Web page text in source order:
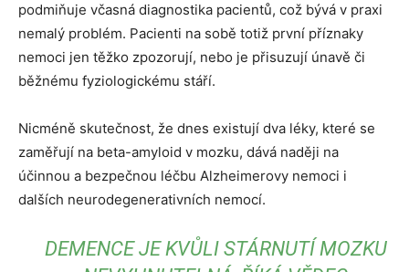
podmiňuje včasná diagnostika pacientů, což bývá v praxi
nemalý problém. Pacienti na sobě totiž první příznaky
nemoci jen těžko zpozorují, nebo je přisuzují únavě či
běžnému fyziologickému stáří.
Nicméně skutečnost, že dnes existují dva léky, které se
zaměřují na beta-amyloid v mozku, dává naději na
účinnou a bezpečnou léčbu Alzheimerovy nemoci i
dalších neurodegenerativních nemocí.
DEMENCE JE KVŮLI STÁRNUTÍ MOZKU